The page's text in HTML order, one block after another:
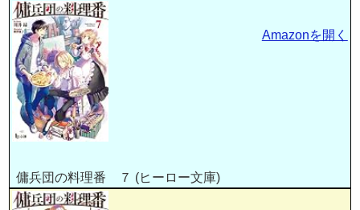
傭兵団の料理番 ７ (ヒーロー文庫)
Amazonを開く